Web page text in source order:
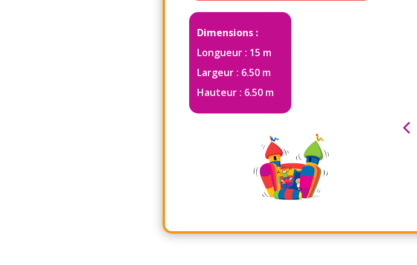
Dimensions :
Longueur : 15 m
Largeur : 6.50 m
Hauteur : 6.50 m